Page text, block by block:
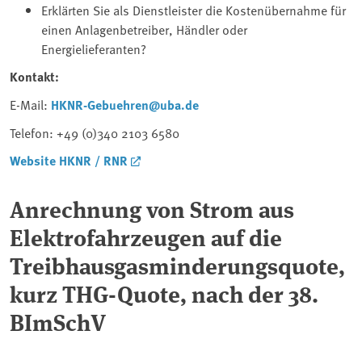
Erklärten Sie als Dienstleister die Kostenübernahme für
einen Anlagenbetreiber, Händler oder
Energielieferanten?
Kontakt:
E-Mail: HKNR-Gebuehren@uba.de
Telefon: +49 (0)340 2103 6580
Website HKNR / RNR
Anrechnung von Strom aus
Elektrofahrzeugen auf die
Treibhausgasminderungsquote,
kurz THG-Quote, nach der 38.
BImSchV